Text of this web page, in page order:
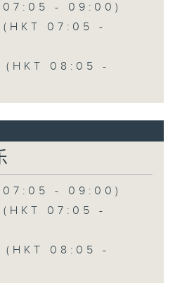
07:05 - 09:00)
(HKT 07:05 -
(HKT 08:05 -
07:05 - 09:00)
(HKT 07:05 -
(HKT 08:05 -